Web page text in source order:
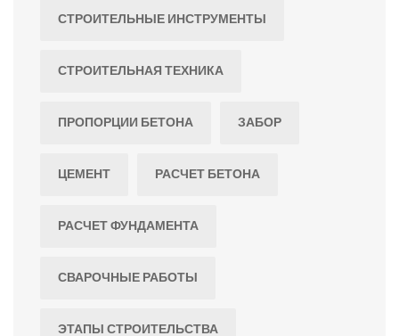
СТРОИТЕЛЬНЫЕ ИНСТРУМЕНТЫ
СТРОИТЕЛЬНАЯ ТЕХНИКА
ПРОПОРЦИИ БЕТОНА ЗАБОР
ЦЕМЕНТ РАСЧЕТ БЕТОНА
РАСЧЕТ ФУНДАМЕНТА
СВАРОЧНЫЕ РАБОТЫ
ЭТАПЫ СТРОИТЕЛЬСТВА